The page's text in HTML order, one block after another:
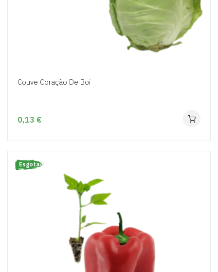
Couve Coração De Boi
0,13 €
Esgotado